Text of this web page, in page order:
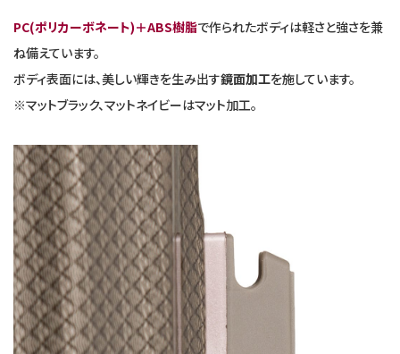
PC(ポリカーボネート)＋ABS樹脂で作られたボディは軽さと強さを兼
ね備えています。
ボディ表面には、美しい輝きを生み出す鏡面加工を施しています。
※マットブラック、マットネイビーはマット加工。